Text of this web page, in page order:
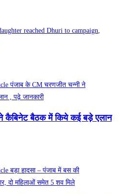
reached Dhuri to campaign
कैबिनेट बैठक में किये कई बड़े एलान